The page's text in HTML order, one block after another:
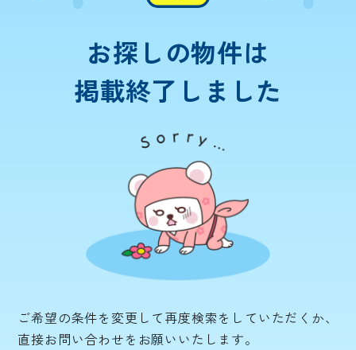
お探しの物件は
掲載終了しました
ご希望の条件を変更して再度検索をしていただくか、
直接お問い合わせをお願いいたします。